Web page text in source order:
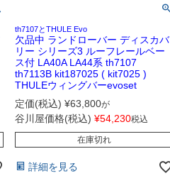
th7107とTHULE Evo
欠品中 ランドローバー ディスカバ
リー シリーズ3 ルーフレールベー
ス付 LA40A LA44系 th7107
th7113B kit187025 ( kit7025 )
THULEウィングバーevoset
定価(税込) ¥63,800が
谷川屋価格(税込) ¥54,230税込
在庫切れ
詳細を見る